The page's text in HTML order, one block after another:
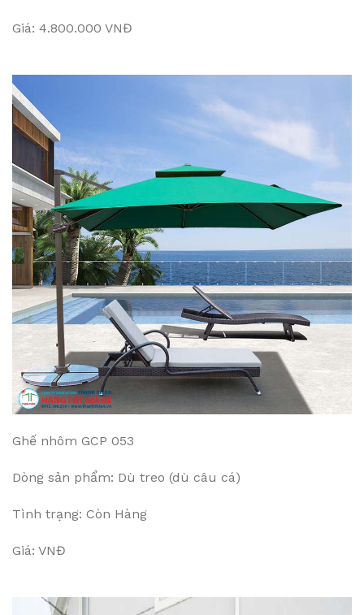
Giá: 4.800.000 VNĐ
Ghế nhôm GCP 053
Dòng sản phẩm: Dù treo (dù câu cá)
Tình trạng: Còn Hàng
Giá: VNĐ